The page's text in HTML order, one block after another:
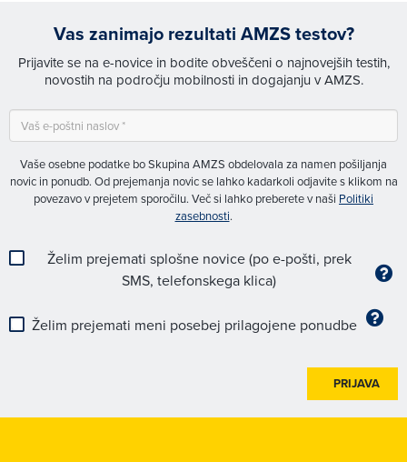
Vas zanimajo rezultati AMZS testov?
Prijavite se na e-novice in bodite obveščeni o najnovejših testih,
novostih na področju mobilnosti in dogajanju v AMZS.
Vaše osebne podatke bo Skupina AMZS obdelovala za namen pošiljanja
novic in ponudb. Od prejemanja novic se lahko kadarkoli odjavite s klikom na
povezavo v prejetem sporočilu. Več si lahko preberete v naši Politiki
zasebnosti.
Želim prejemati splošne novice (po e-pošti, prek
SMS, telefonskega klica)
Želim prejemati meni posebej prilagojene ponudbe
PRIJAVA